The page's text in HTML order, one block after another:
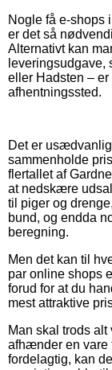
Nogle få e-shops
er det så
Alternativt kan
leveringsudgave,
eller Hadsten –
afhentningssted.
Det er
sammenholde
flertallet af
at nedskære
til piger og
bund, og endda
beregning.
Men det kan til
par online shops
forud for at du
mest attraktive
Man skal trods
afhænder en vare
fordelagtig, kan